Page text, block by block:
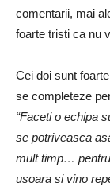
comentarii, mai
foarte tristi ca nu
Cei doi sunt
se completeze
“Faceti o echipa
se potriveasca
mult timp… pentru
usoara si vino